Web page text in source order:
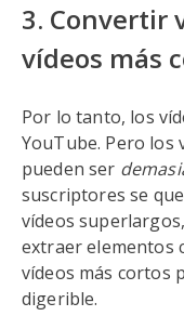
3. Convertir
vídeos más
Por lo tanto, los
YouTube. Pero los
pueden ser
suscriptores se
vídeos
extraer elementos
vídeos más cortos
digerible.